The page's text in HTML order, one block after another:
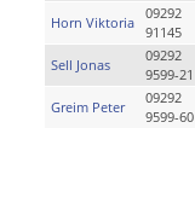
Horn Viktoria
09292
91145
Sell Jonas
09292
9599-21
Greim Peter
09292
9599-60